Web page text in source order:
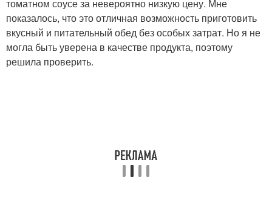
томатном соусе за невероятно низкую цену. Мне
показалось, что это отличная возможность приготовить
вкусный и питательный обед без особых затрат. Но я не
могла быть уверена в качестве продукта, поэтому
решила проверить.